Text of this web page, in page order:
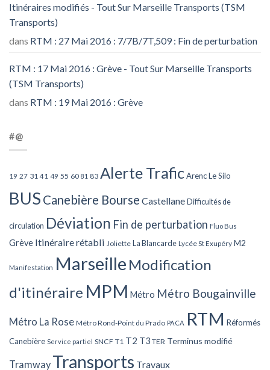
Itinéraires modifiés - Tout Sur Marseille Transports (TSM
Transports)
dans RTM : 27 Mai 2016 : 7/7B/7T,509 : Fin de perturbation
RTM : 17 Mai 2016 : Grève - Tout Sur Marseille Transports
(TSM Transports)
dans RTM : 19 Mai 2016 : Grève
#@
19 27 31 41 49 55 60 81 83 Alerte TraficArenc Le Silo
BUS Canebière Bourse Castellane Difficultés de
circulation Déviation Fin de perturbation Fluo Bus
Grève Itinéraire rétabli Joliette La Blancarde Lycée St Exupéry M2
Manifestation Marseille Modification
d'itinéraire MPM Métro Métro Bougainville
Métro La Rose Métro Rond-Point du Prado PACA RTM Réformés
Canebière Service partiel SNCF T1 T2 T3 TER Terminus modifié
Tramway Transports Travaux